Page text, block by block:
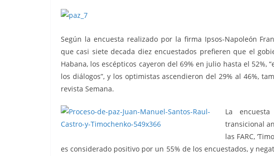
Según la encuesta realizado por la firma Ipsos-Napoleón
que casi siete decada diez encuestados prefieren que el
Habana, los escépticos cayeron del 69% en julio hasta el
los diálogos”, y los optimistas ascendieron del 29% al 46%,
revista Semana.
La
transicional
las FARC,
es considerado positivo por un 55% de los encuestados, y